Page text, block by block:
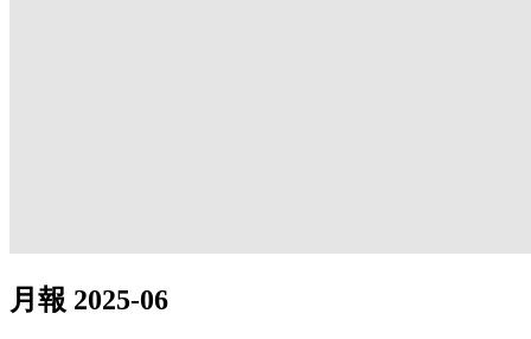
月報 2025-06